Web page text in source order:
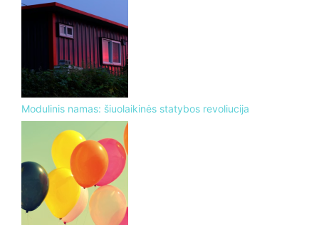
Modulinis namas: šiuolaikinės statybos revoliucija